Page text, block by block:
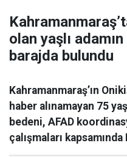
olan yaşlı
barajda bulundu
Kahramanmaraş’ın
haber alınamayan 75
bedeni, AFAD
çalışmaları